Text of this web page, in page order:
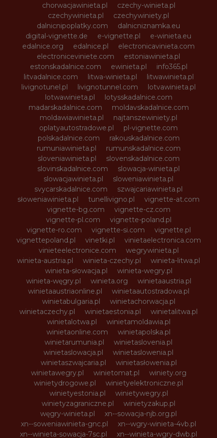
chorwacjawinieta.pl
czechy-winieta.pl
czechywinieta.pl
czechywiniety.pl
dalnicnipoplatky.com
dalnicniznamka.eu
digital-vignette.de
e-vignette.pl
e-winieta.eu
edalnice.org
edalnice.pl
electronicavinieta.com
electroniceviniete.com
estoniawinieta.pl
estonskadalnice.com
ewinieta.pl
info365.pl
litvadalnice.com
litwa-winieta.pl
litwawinieta.pl
livignotunel.pl
livignotunnel.com
lotvawinieta.pl
lotwawinieta.pl
lotysskadalnice.com
madarskadalnice.com
moldavskadalnice.com
moldawiawinieta.pl
najtanszewiniety.pl
oplatyautostradowe.pl
pl-vignette.com
polskadalnice.com
rakouskadalnice.com
rumuniawinieta.pl
rumunskadalnice.com
sloveniawinieta.pl
slovenskadalnice.com
slovinskadalnice.com
slowacja-winieta.pl
slowacjawinieta.pl
sloweniawinieta.pl
svycarskadalnice.com
szwajcariawinieta.pl
słoweniawinieta.pl
tunellivigno.pl
vignette-at.com
vignette-bg.com
vignette-cz.com
vignette-pl.com
vignette-poland.pl
vignette-ro.com
vignette-si.com
vignette.pl
vignettepoland.pl
vinetki.pl
vinietaelectronica.com
vinieteelectronice.com
wegrywinieta.pl
winieta-austria.pl
winieta-czechy.pl
winieta-litwa.pl
winieta-słowacja.pl
winieta-wegry.pl
winieta-węgry.pl
winieta.org
winietaaustria.pl
winietaaustriaonline.pl
winietaautostradowa.pl
winietabulgaria.pl
winietachorwacja.pl
winietaczechy.pl
winietaestonia.pl
winietalitwa.pl
winietalotwa.pl
winietamoldawia.pl
winietaonline.com
winietapolska.pl
winietarumunia.pl
winietaslovenia.pl
winietaslowacja.pl
winietaslowenia.pl
winietaszwajcaria.pl
winietasłowenia.pl
winietawegry.pl
winietomat.pl
winiety.org
winietydrogowe.pl
winietyelektroniczne.pl
winietyestonia.pl
winietywegry.pl
winietyzagraniczne.pl
winietyzakup.pl
węgry-winieta.pl
xn--sowacja-njb.org.pl
xn--soweniawinieta-gnc.pl
xn--wgry-winieta-4vb.pl
xn--winieta-sowacja-7sc.pl
xn--winieta-wgry-dwb.pl